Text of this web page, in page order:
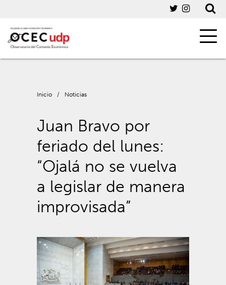
Inicio / Noticias
Juan Bravo por
feriado del lunes:
“Ojalá no se vuelva
a legislar de manera
improvisada”